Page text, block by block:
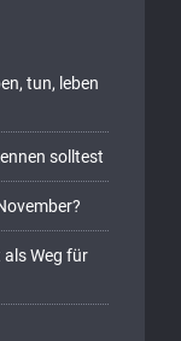
tun, leben
solltest
Weg für